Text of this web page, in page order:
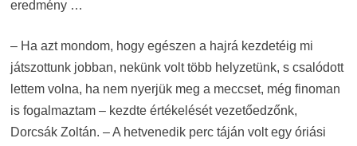
eredmény …
– Ha azt mondom, hogy egészen a hajrá kezdetéig mi
játszottunk jobban, nekünk volt több helyzetünk, s csalódott
lettem volna, ha nem nyerjük meg a meccset, még finoman
is fogalmaztam – kezdte értékelését vezetőedzőnk,
Dorcsák Zoltán. – A hetvenedik perc táján volt egy óriási